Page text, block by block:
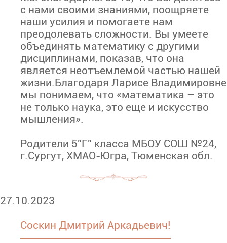
с нами своими знаниями, поощряете
наши усилия и помогаете нам
преодолевать сложности. Вы умеете
объединять математику с другими
дисциплинами, показав, что она
является неотъемлемой частью нашей
жизни.Благодаря Ларисе Владимировне
мы понимаем, что «математика – это
не только наука, это еще и искусство
мышления».
Родители 5"Г" класса МБОУ СОШ №24,
г.Сургут, ХМАО-Югра, Тюменская обл.
27.10.2023
Соскин Дмитрий Аркадьевич!